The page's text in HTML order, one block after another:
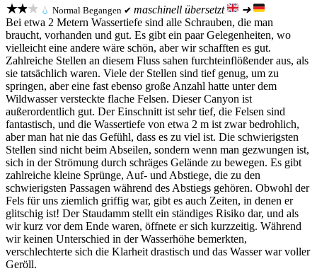
★★★ 💧 Normal Begangen ✔ maschinell übersetzt
➜
Bei etwa 2 Metern Wassertiefe sind alle Schrauben, die man
braucht, vorhanden und gut. Es gibt ein paar Gelegenheiten, wo
vielleicht eine andere wäre schön, aber wir schafften es gut.
Zahlreiche Stellen an diesem Fluss sahen furchteinflößender aus, als
sie tatsächlich waren. Viele der Stellen sind tief genug, um zu
springen, aber eine fast ebenso große Anzahl hatte unter dem
Wildwasser versteckte flache Felsen. Dieser Canyon ist
außerordentlich gut. Der Einschnitt ist sehr tief, die Felsen sind
fantastisch, und die Wassertiefe von etwa 2 m ist zwar bedrohlich,
aber man hat nie das Gefühl, dass es zu viel ist. Die schwierigsten
Stellen sind nicht beim Abseilen, sondern wenn man gezwungen ist,
sich in der Strömung durch schräges Gelände zu bewegen. Es gibt
zahlreiche kleine Sprünge, Auf- und Abstiege, die zu den
schwierigsten Passagen während des Abstiegs gehören. Obwohl der
Fels für uns ziemlich griffig war, gibt es auch Zeiten, in denen er
glitschig ist! Der Staudamm stellt ein ständiges Risiko dar, und als
wir kurz vor dem Ende waren, öffnete er sich kurzzeitig. Während
wir keinen Unterschied in der Wasserhöhe bemerkten,
verschlechterte sich die Klarheit drastisch und das Wasser war voller
Geröll.